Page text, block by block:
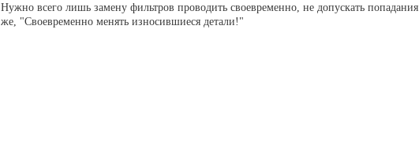
Нужно всего лишь замену фильтров проводить своевременно, не допускать
же, "Своевременно менять износившиеся детали!"